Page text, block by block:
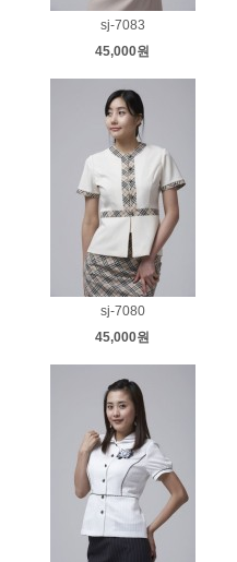
sj-7083
45,000원
sj-7080
45,000원